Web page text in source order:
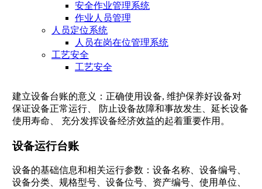
安全作业管理系统
作业人员管理
人员定位系统
人员在岗在位管理系统
工艺安全
工艺安全
建立设备台账的意义：正确使用设备, 维护保养好设备对
保证设备正常运行、 防止设备故障和事故发生、延长设备
使用寿命、 充分发挥设备经济效益的起着重要作用。
设备运行台账
设备的基础信息和相关运行参数：设备名称、设备编号、
设备分类、规格型号、设备位号、资产编号、使用单位、